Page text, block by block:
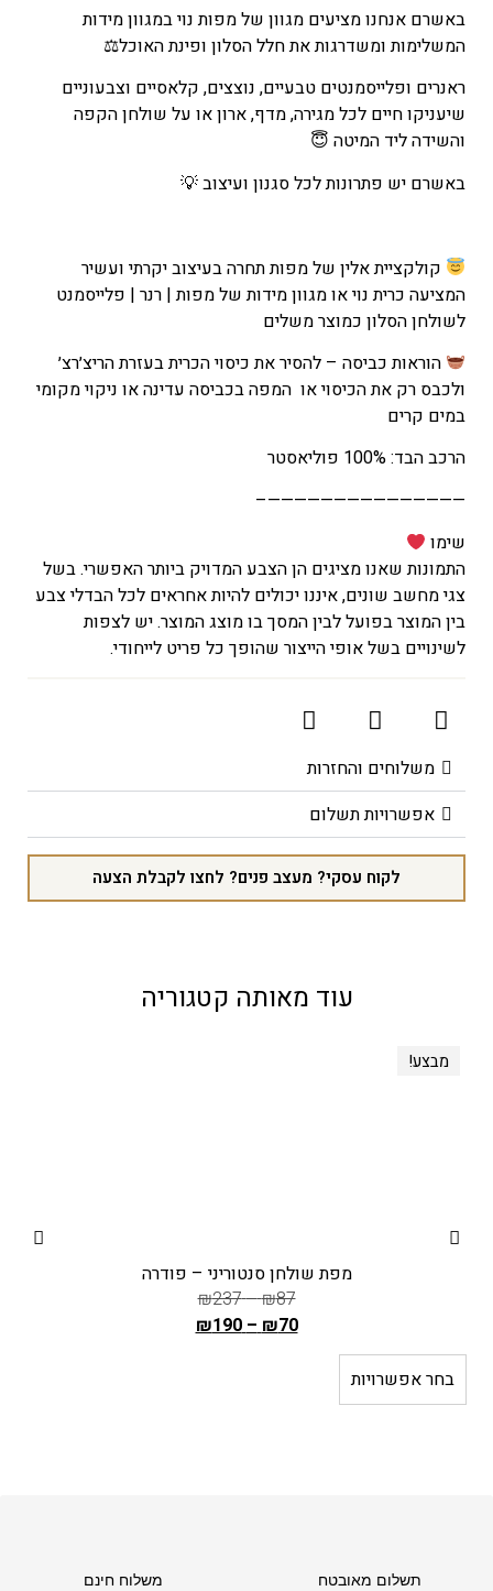
המחיר
הנוכחי
₪44
–
₪350
טווח
עד
באשרם אנחנו מציעים מגוון של מפות נוי במגוון מידות
המשלימות ומשדרגות את חלל הסלון ופינת האוכל⚖️
ראנרים ופלייסמנטים טבעיים, נוצצים, קלאסיים וצבעוניים
שיעניקו חיים לכל מגירה, מדף, ארון או על שולחן הקפה
והשידה ליד המיטה 😇
באשרם יש פתרונות לכל סגנון ועיצוב 💡
קולקציית אלין של מפות תחרה בעיצוב יקרתי ועשיר
המציעה כרית נוי או מגוון מידות של מפות | רנר | פלייסמנט
לשולחן הסלון כמוצר משלים
הוראות כביסה – להסיר את כיסוי הכרית בעזרת הריצ׳רצ׳
ולכבס רק את הכיסוי או המפה בכביסה עדינה או ניקוי מקומי
במים קרים
הרכב הבד: 100% פוליאסטר
———————————————–
שימו
התמונות שאנו מציגים הן הצבע המדויק ביותר האפשרי. בשל
צגי מחשב שונים, איננו יכולים להיות אחראים לכל הבדלי צבע
בין המוצר בפועל לבין המסך בו מוצג המוצר. יש לצפות
לשינויים בשל אופי הייצור שהופך כל פריט לייחודי.
משלוחים והחזרות
אפשרויות תשלום
לקוח עסקי? מעצב פנים? לחצו לקבלת הצעה
עוד מאותה קטגוריה
מבצע!
מפת שולחן סנטוריני – פודרה
₪87
–
₪237
₪70
–
₪190
בחר אפשרויות
תשלום מאובטח משלוח חינם